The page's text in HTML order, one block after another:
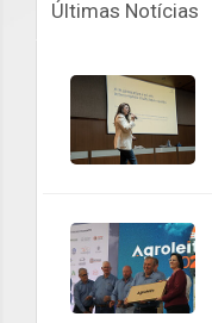
Últimas Notícias